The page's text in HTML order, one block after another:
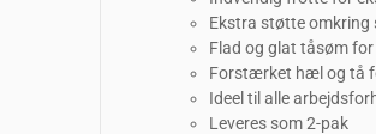
Ekstra støtte omkring
Flad og glat tåsøm
Forstærket hæl og tå
Ideel til alle
Leveres som 2-pak